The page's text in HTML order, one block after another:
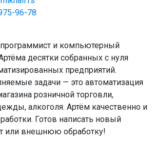
96-78
и компьютерный
десятки собранных с нуля
предприятий.
задачи — это автоматизация
розничной торговли,
алкоголя. Артём качественно и
Готов написать новый
или внешнюю обработку!